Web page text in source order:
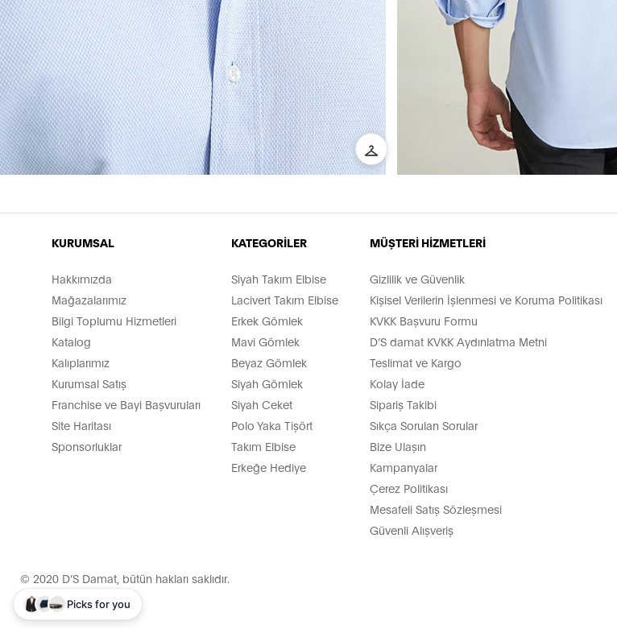
KURUMSAL
Hakkımızda
Mağazalarımız
Bilgi Toplumu Hizmetleri
Katalog
Kalıplarımız
Kurumsal Satış
Franchise ve Bayi Başvuruları
Site Haritası
Sponsorluklar
KATEGORİLER
Siyah Takım Elbise
Lacivert Takım Elbise
Erkek Gömlek
Mavi Gömlek
Beyaz Gömlek
Siyah Gömlek
Siyah Ceket
Polo Yaka Tişört
Takım Elbise
Erkeğe Hediye
MÜŞTERİ HİZMETLERİ
Gizlilik ve Güvenlik
Kişisel Verilerin İşlenmesi ve Koruma Politikası
KVKK Başvuru Formu
D’S damat KVKK Aydınlatma Metni
Teslimat ve Kargo
Kolay İade
Sipariş Takibi
Sıkça Sorulan Sorular
Bize Ulaşın
Kampanyalar
Çerez Politikası
Mesafeli Satış Sözleşmesi
Güvenli Alışveriş
© 2020 D’S Damat, bütün hakları saklıdır.